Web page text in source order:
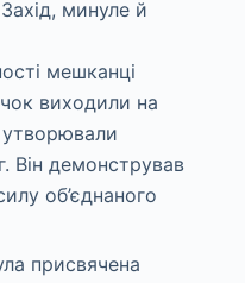
минуле й
мешканці
виходили на
утворювали
Він демонстрував
об’єднаного
присвячена